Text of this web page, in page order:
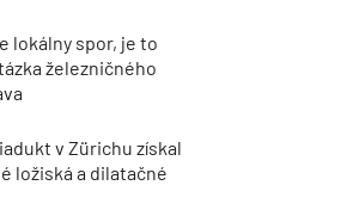
lokálny spor, je to
železničného
v Zürichu získal
ložiská a dilatačné